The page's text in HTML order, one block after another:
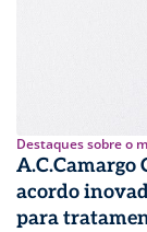
Destaques sobre o
A.C.Camargo
acordo
para